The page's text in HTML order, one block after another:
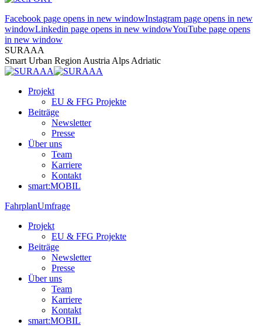
Facebook page opens in new windowInstagram page opens in new
windowLinkedin page opens in new windowYouTube page opens
in new window
SURAAA
Smart Urban Region Austria Alps Adriatic
Projekt
EU & FFG Projekte
Beiträge
Newsletter
Presse
Über uns
Team
Karriere
Kontakt
smart:MOBIL
FahrplanUmfrage
Projekt
EU & FFG Projekte
Beiträge
Newsletter
Presse
Über uns
Team
Karriere
Kontakt
smart:MOBIL